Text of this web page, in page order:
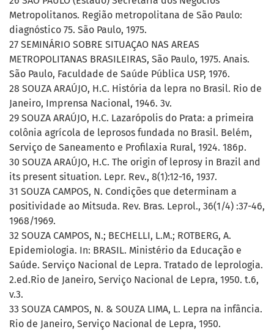
Metropolitanos. Região metropolitana de São Paulo:
diagnóstico 75. São Paulo, 1975.
27 SEMINÁRIO SOBRE SITUAÇAO NAS AREAS
METROPOLITANAS BRASILEIRAS, São Paulo, 1975. Anais.
São Paulo, Faculdade de Saúde Pública USP, 1976.
28 SOUZA ARAÚJO, H.C. História da lepra no Brasil. Rio de
Janeiro, Imprensa Nacional, 1946. 3v.
29 SOUZA ARAÚJO, H.C. Lazarópolis do Prata: a primeira
colônia agrícola de leprosos fundada no Brasil. Belém,
Serviço de Saneamento e Profilaxia Rural, 1924. 186p.
30 SOUZA ARAÚJO, H.C. The origin of leprosy in Brazil and
its present situation. Lepr. Rev., 8(1):12-16, 1937.
31 SOUZA CAMPOS, N. Condições que determinam a
positividade ao Mitsuda. Rev. Bras. Leprol., 36(1/4) :37-46,
1968/1969.
32 SOUZA CAMPOS, N.; BECHELLI, L.M.; ROTBERG, A.
Epidemiologia. In: BRASIL. Ministério da Educação e
Saúde. Serviço Nacional de Lepra. Tratado de leprologia.
2.ed.Rio de Janeiro, Serviço Nacional de Lepra, 1950. t.6,
v.3.
33 SOUZA CAMPOS, N. & SOUZA LIMA, L. Lepra na infância.
Rio de Janeiro, Serviço Nacional de Lepra, 1950.